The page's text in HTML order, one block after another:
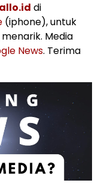
di
(iphone), untuk
Media
News. Terima